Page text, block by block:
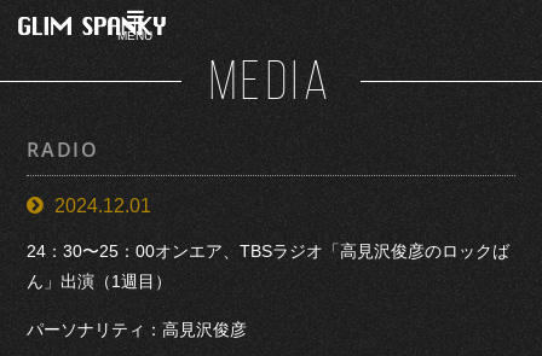
MENU
MEDIA
RADIO
2024.12.01
24：30〜25：00オンエア、TBSラジオ「高見沢俊彦のロックば
ん」出演（1週目）
パーソナリティ：高見沢俊彦